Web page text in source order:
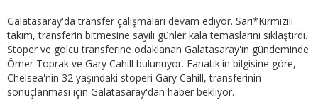
Galatasaray'da transfer çalışmaları devam ediyor. Sarı*Kırmızılı
takım, transferin bitmesine sayılı günler kala temaslarını sıklaştırdı.
Stoper ve golcü transferine odaklanan Galatasaray'ın gündeminde
Ömer Toprak ve Gary Cahill bulunuyor. Fanatik'in bilgisine göre,
Chelsea'nin 32 yaşındaki stoperi Gary Cahill, transferinin
sonuçlanması için Galatasaray'dan haber bekliyor.